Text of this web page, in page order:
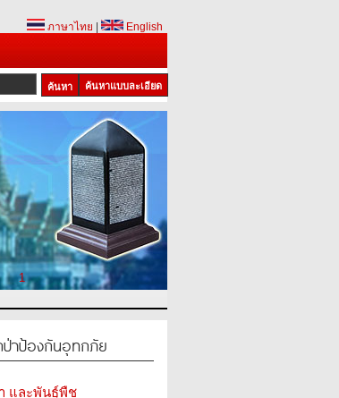
ภาษาไทย
English
ค้นหาแบบละเอียด
1
าป้องกันอุทกภัย
และพันธุ์พืช